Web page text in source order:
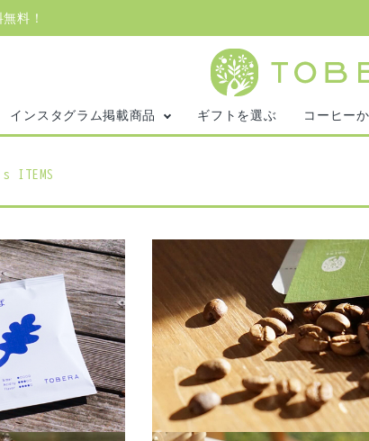
料！
インスタグラム掲載商品 ギフトを選ぶ コーヒー
search
campaign
点の星空のような
心掴まれるコー
ITEMS